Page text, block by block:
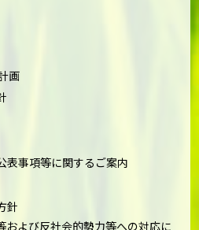
画
表事項等に関するご案内
針
および反社会的勢力等への対応に